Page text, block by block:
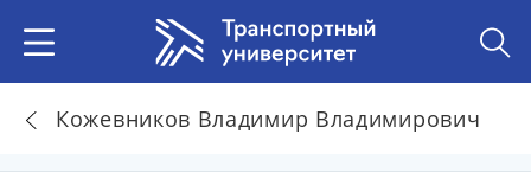
Кожевников Владимир Владимирович